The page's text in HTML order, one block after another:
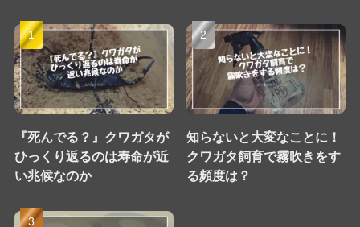
『死んでる？』クワガタが
ひっくり返るのは寿命が近
い兆候なのか
知らないと大変なことに！
クワガタ飼育で霧吹きをす
る頻度は？